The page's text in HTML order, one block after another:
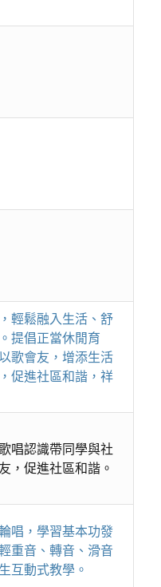
輕鬆融入生活、舒
提倡正當休閒育
歌會友，增添生活
促進社區和諧，祥
唱認識帶同學與社
，促進社區和諧。
唱，學習基本功發
重音、轉音、滑音
互動式教學。